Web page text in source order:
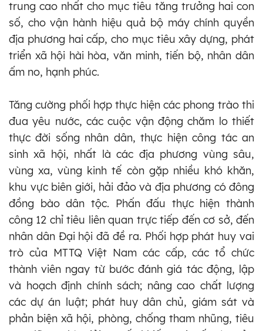
trung cao nhất cho mục tiêu tăng trưởng hai con
số, cho vận hành hiệu quả bộ máy chính quyền
địa phương hai cấp, cho mục tiêu xây dựng, phát
triển xã hội hài hòa, văn minh, tiến bộ, nhân dân
ấm no, hạnh phúc.
Tăng cường phối hợp thực hiện các phong trào thi
đua yêu nước, các cuộc vận động chăm lo thiết
thực đời sống nhân dân, thực hiện công tác an
sinh xã hội, nhất là các địa phương vùng sâu,
vùng xa, vùng kinh tế còn gặp nhiều khó khăn,
khu vực biên giới, hải đảo và địa phương có đông
đồng bào dân tộc. Phấn đấu thực hiện thành
công 12 chỉ tiêu liên quan trực tiếp đến cơ sở, đến
nhân dân Đại hội đã đề ra. Phối hợp phát huy vai
trò của MTTQ Việt Nam các cấp, các tổ chức
thành viên ngay từ bước đánh giá tác động, lập
và hoạch định chính sách; nâng cao chất lượng
các dự án luật; phát huy dân chủ, giám sát và
phản biện xã hội, phòng, chống tham nhũng, tiêu